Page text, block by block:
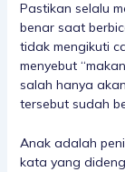
Pastikan selalu
benar saat
tidak mengikuti
menyebut
salah hanya
tersebut sudah
Anak adalah
kata yang